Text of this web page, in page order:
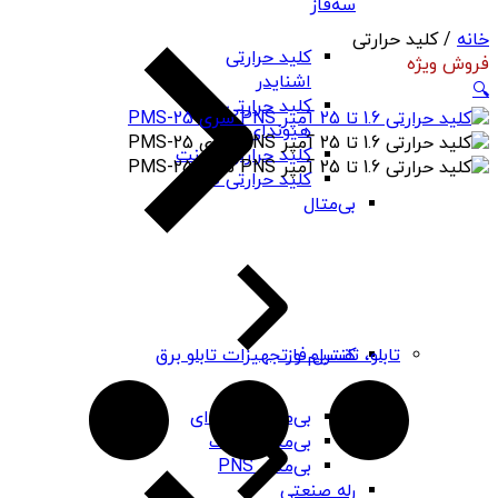
کلید حرارتی
اشنایدر
کلید حرارتی
هیوندای
کلید حرارتی چینت
کلید حرارتی PNS
بی‌متال
بی‌متال هیوندای
بی‌متال چینت
بی‌متال PNS
رله صنعتی
سه‌فاز
کنترل فاز
تابلو، تقسیم و تجهیزات تابلو برق
خانه / کلید حرارتی
فروش ویژه
🔍